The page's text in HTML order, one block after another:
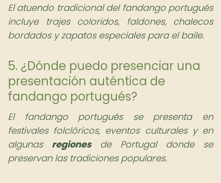
El atuendo tradicional del fandango portugués
incluye trajes coloridos, faldones, chalecos
bordados y zapatos especiales para el baile.
5. ¿Dónde puedo presenciar una
presentación auténtica de
fandango portugués?
El fandango portugués se presenta en
festivales folclóricos, eventos culturales y en
algunas regionesde Portugal donde se
preservan las tradiciones populares.